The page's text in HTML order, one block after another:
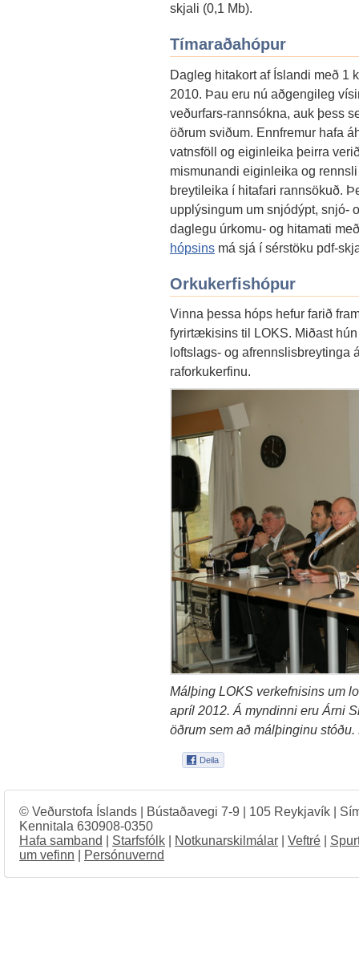
skjali (0,1 Mb).
Tímaraðahópur
Dagleg hitakort af Íslandi með 1
2010. Þau eru nú aðgengileg
veðurfars-rannsókna, auk þess
öðrum sviðum. Ennfremur hafa
vatnsföll og eiginleika þeirra
mismunandi eiginleika og
breytileika í hitafari rannsökuð.
upplýsingum um snjódýpt, snjó-
daglegu úrkomu- og hitamati
hópsins má sjá í sérstöku pdf-
Orkukerfishópur
Vinna þessa hóps hefur farið
fyrirtækisins til LOKS. Miðast
loftslags- og afrennslisbreytinga
raforkukerfinu.
Málþing LOKS verkefnisins um
apríl 2012. Á myndinni eru Árni
öðrum sem að málþinginu
© Veðurstofa Íslands | Bústaðavegi 7-9 | 105 Reykjavík |
Kennitala 630908-0350
Hafa samband
Starfsfólk Notkunarskilmálar Veftré
um vefinn
Persónuvernd